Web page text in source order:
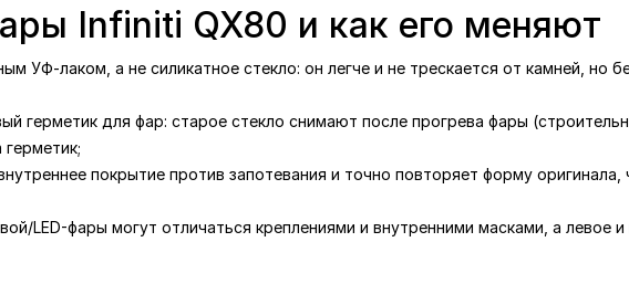
Infiniti QX80 и как его меняют
УФ-лаком, а не силикатное стекло: он легче и не трескается от камней, но
герметик для фар: старое стекло снимают после прогрева фары
покрытие против запотевания и точно повторяет форму оригинала,
LED-фары могут отличаться креплениями и внутренними масками, а левое